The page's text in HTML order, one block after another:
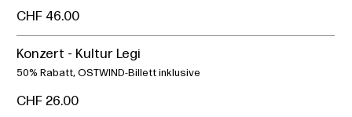
CHF 46.00
Konzert - Kultur Legi
50% Rabatt, OSTWIND-Billett inklusive
CHF 26.00